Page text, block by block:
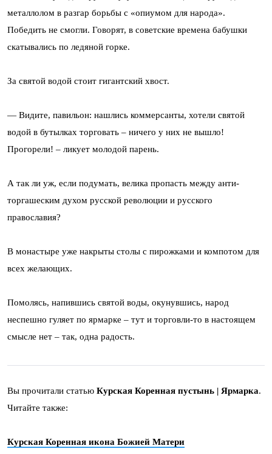
металлолом в разгар борьбы с «опиумом для народа».
Победить не смогли. Говорят, в советские времена бабушки
скатывались по ледяной горке.
За святой водой стоит гигантский хвост.
— Видите, павильон: нашлись коммерсанты, хотели святой
водой в бутылках торговать – ничего у них не вышло!
Прогорели! – ликует молодой парень.
А так ли уж, если подумать, велика пропасть между анти-
торгашеским духом русской революции и русского
православия?
В монастыре уже накрыты столы с пирожками и компотом для
всех желающих.
Помолясь, напившись святой воды, окунувшись, народ
неспешно гуляет по ярмарке – тут и торговли-то в настоящем
смысле нет – так, одна радость.
Вы прочитали статью Курская Коренная пустынь | Ярмарка.
Читайте также:
Курская Коренная икона Божией Матери